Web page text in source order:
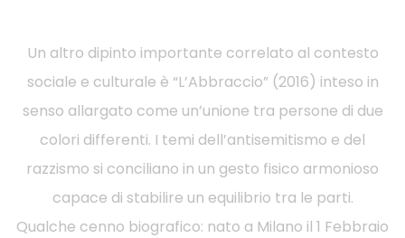
Un altro dipinto importante correlato al contesto
sociale e culturale è “L’Abbraccio” (2016) inteso in
senso allargato come un’unione tra persone di due
colori differenti. I temi dell’antisemitismo e del
razzismo si conciliano in un gesto fisico armonioso
capace di stabilire un equilibrio tra le parti.
Qualche cenno biografico: nato a Milano il 1 Febbraio